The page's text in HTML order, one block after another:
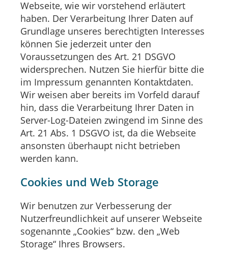
Webseite, wie wir vorstehend erläutert
haben. Der Verarbeitung Ihrer Daten auf
Grundlage unseres berechtigten Interesses
können Sie jederzeit unter den
Voraussetzungen des Art. 21 DSGVO
widersprechen. Nutzen Sie hierfür bitte die
im Impressum genannten Kontaktdaten.
Wir weisen aber bereits im Vorfeld darauf
hin, dass die Verarbeitung Ihrer Daten in
Server-Log-Dateien zwingend im Sinne des
Art. 21 Abs. 1 DSGVO ist, da die Webseite
ansonsten überhaupt nicht betrieben
werden kann.
Cookies und Web Storage
Wir benutzen zur Verbesserung der
Nutzerfreundlichkeit auf unserer Webseite
sogenannte „Cookies“ bzw. den „Web
Storage“ Ihres Browsers.